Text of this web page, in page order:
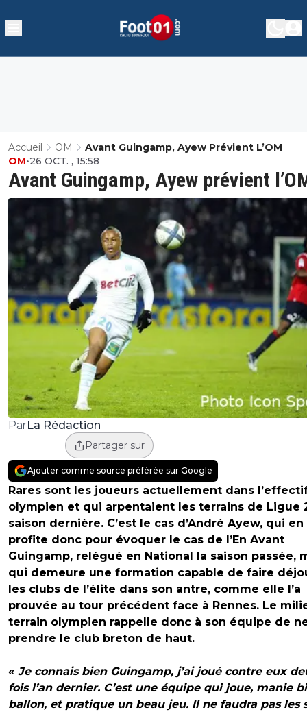
Accueil OM Avant Guingamp, Ayew Prévient L’OM
Avant Guingamp, Ayew prévient
OM•26 OCT. , 15:58
ParLa Rédaction
Partager sur
Ajouter comme source préférée sur Google
Rares sont les joueurs actuellement dans
olympien et qui arpentaient les terrains de Ligue
saison dernière. C’est le cas d’André Ayew, qui en
profite donc pour évoquer le cas de l’En Avant
Guingamp, relégué en National la saison passée,
qui demeure une formation capable de faire
les clubs de l’élite dans son antre, comme elle l’a
prouvée au tour précédent face à Rennes. Le
terrain olympien rappelle donc à son équipe de
prendre le club breton de haut.
« Je connais bien Guingamp, j’ai joué contre eux
fois l’an dernier. C’est une équipe qui joue, manie
ballon, et pratique un beau jeu. Il ne faudra pas les